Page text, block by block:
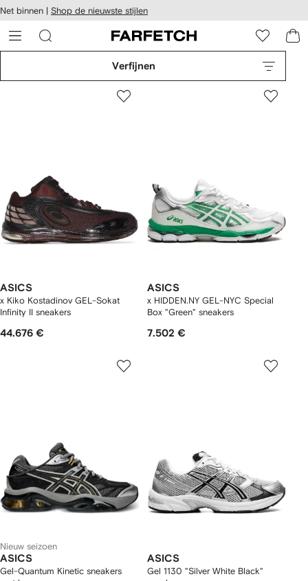
over en
naar de
Net binnen | Shop de nieuwste stijlen
Verfijnen
ASICS
x Kiko Kostadinov GEL-Sokat
Infinity II sneakers
44.676 €
ASICS
x HIDDEN.NY GEL-NYC Special
Box "Green" sneakers
7.502 €
Nieuw seizoen
ASICS
Gel-Quantum Kinetic sneakers
ASICS
Gel 1130 "Silver White Black"